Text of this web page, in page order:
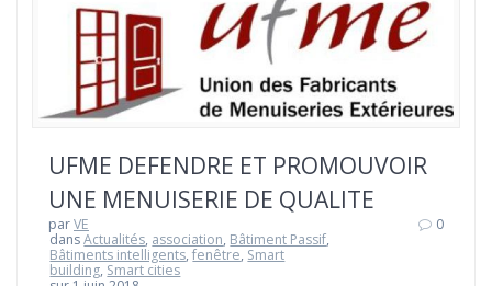
UFME DEFENDRE ET PROMOUVOIR
UNE MENUISERIE DE QUALITE
parVE
dansActualités, association, Bâtiment Passif,
Bâtiments intelligents,fenêtre, Smart
building, Smart cities
0